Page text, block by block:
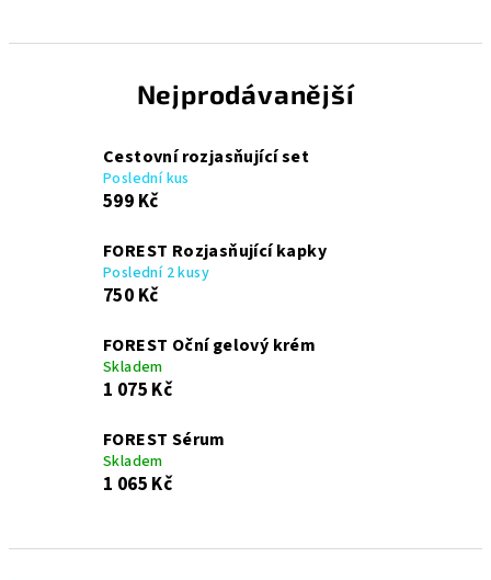
Nejprodávanější
Cestovní rozjasňující set
Poslední kus
599 Kč
FOREST Rozjasňující kapky
Poslední 2 kusy
750 Kč
FOREST Oční gelový krém
Skladem
1 075 Kč
FOREST Sérum
Skladem
1 065 Kč